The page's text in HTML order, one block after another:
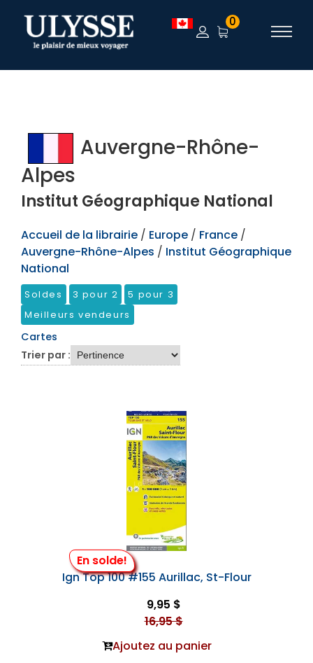
TEST 0
Auvergne-Rhône-
Alpes
Institut Géographique National
Accueil de la librairie / Europe / France /
Auvergne-Rhône-Alpes / Institut Géographique
National
Soldes 3 pour 2
5 pour 3
Meilleurs vendeurs
Cartes
Trier par :
En solde!
Ign Top 100 #155 Aurillac, St-Flour
9,95 $
16,95 $
Ajoutez au panier